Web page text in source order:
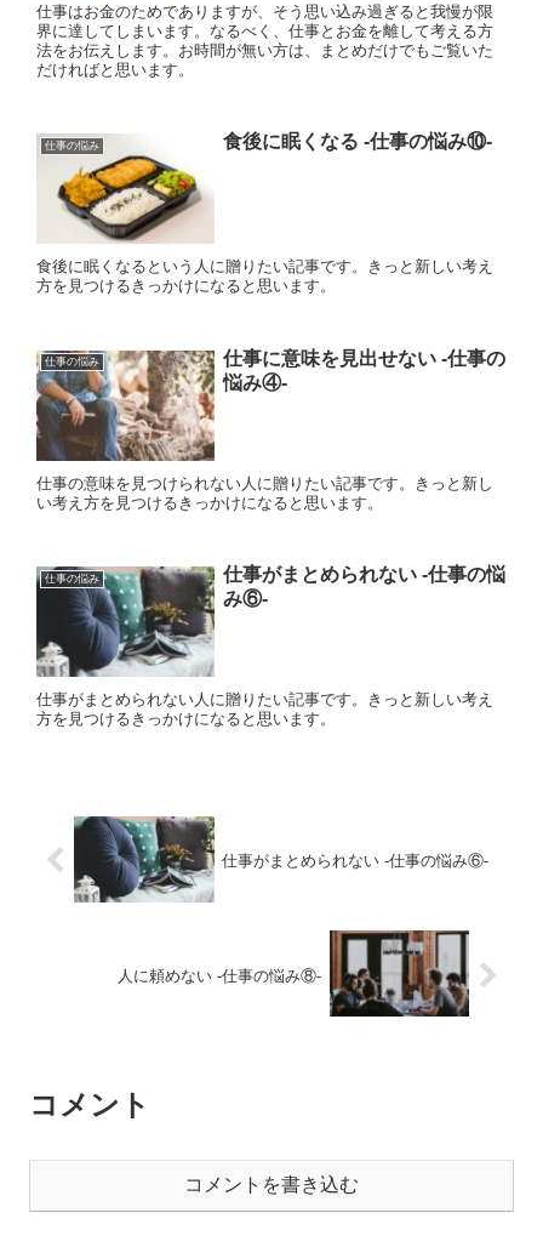
仕事はお金のためでありますが、そう思い込み過ぎると我慢が限
界に達してしまいます。なるべく、仕事とお金を離して考える方
法をお伝えします。お時間が無い方は、まとめだけでもご覧いた
だければと思います。
仕事の悩み 食後に眠くなる ‐仕事の悩み⑩‐
食後に眠くなるという人に贈りたい記事です。きっと新しい考え
方を見つけるきっかけになると思います。
仕事の悩み
仕事に意味を見出せない ‐仕事の
悩み④‐
仕事の意味を見つけられない人に贈りたい記事です。きっと新し
い考え方を見つけるきっかけになると思います。
仕事の悩み
仕事がまとめられない ‐仕事の悩
み⑥‐
仕事がまとめられない人に贈りたい記事です。きっと新しい考え
方を見つけるきっかけになると思います。
仕事がまとめられない ‐仕事の悩み⑥‐
人に頼めない ‐仕事の悩み⑧‐
コメント
コメントを書き込む